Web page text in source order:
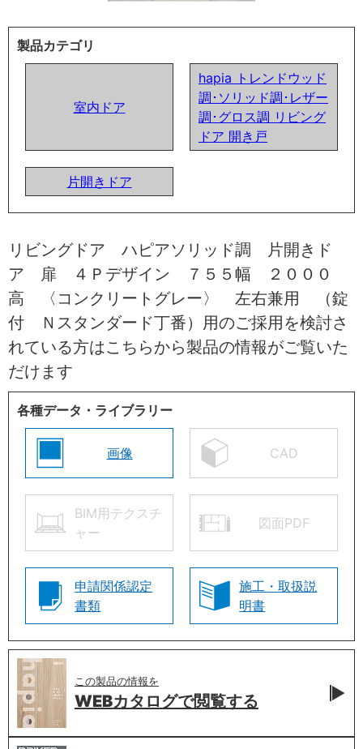
製品カテゴリ
室内ドア
hapia トレンドウッド
調･ソリッド調･レザー
調･グロス調 リビング
ドア 開き戸
片開きドア
リビングドア ハピアソリッド調 片開きド
ア 扉 ４Ｐデザイン ７５５幅 ２０００
高 〈コンクリートグレー〉 左右兼用 （錠
付 Ｎスタンダード丁番）用のご採用を検討さ
れている方はこちらから製品の情報がご覧いた
だけます
各種データ・ライブラリー
画像 CAD
BIM用テクスチ
ャー
図面PDF
申請関係認定
書類
施工・取扱説
明書
この製品の情報を
WEBカタログで閲覧する